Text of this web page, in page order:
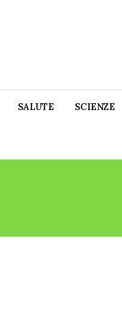
SALUTE SCIENZE